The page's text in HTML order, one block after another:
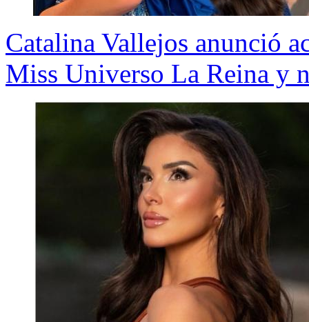
Catalina Vallejos anunció
Miss Universo La Reina y